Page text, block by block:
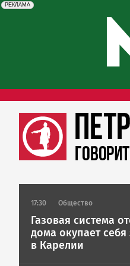
erid: 2SDnjcySKKc
РЕКЛАМА
Реклама
17:30 Общество
Газовая система
дома окупает себя
в Карелии